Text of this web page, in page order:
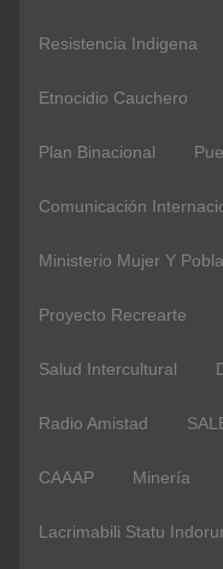
Resistencia Indigena
Etnocidio Cauchero
Plan Binacional
Comunicación
Ministerio Mujer Y
Proyecto Recrearte
Salud Intercultural
Radio Amistad
CAAAP Minería
Lacrimabili Statu